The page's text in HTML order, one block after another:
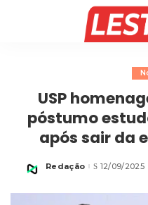
USP
póstumo
após sair da
Posted
Redação 12/09/2025